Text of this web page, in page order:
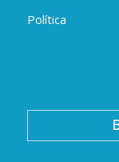
Política